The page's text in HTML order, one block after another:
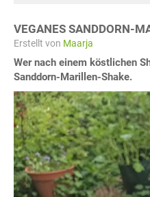
VEGANES SANDDORN-
Erstellt von Maarja
Wer nach einem köstlichen
Sanddorn-Marillen-Shake.